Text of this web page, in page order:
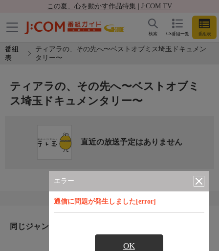
この夏、心を動かす作品特集 | J:COM TV
CS番組一覧 番組表
検索
番組
表
ティアラの、その先へ〜ベストオブミス埼玉ドキュメン
タリー〜
エラー
通信に問題が発生しました[error]
OK
ティアラの、その先へ〜ベストオブミ
ス埼玉ドキュメンタリー〜
直近の放送予定はありません
同じジャンルのおすすめ番組